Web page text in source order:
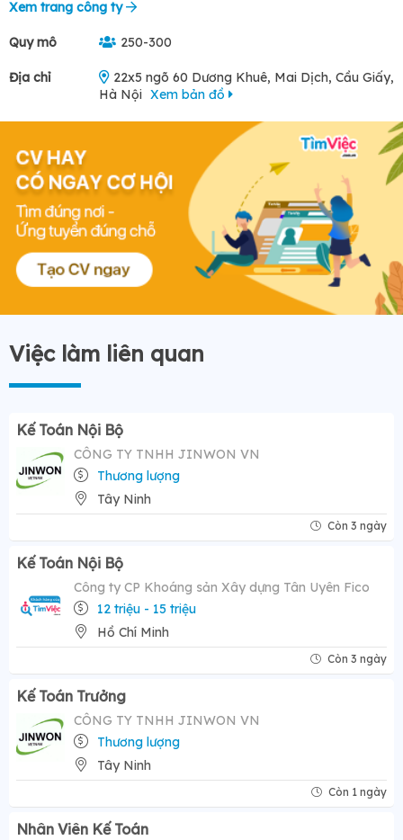
Xem trang công ty
Quy mô 250-300
Địa chỉ
22x5 ngõ 60 Dương Khuê, Mai Dịch, Cầu Giấy,
Hà Nội Xem bản đồ
Việc làm liên quan
Kế Toán Nội Bộ
CÔNG TY TNHH JINWON VN
Thương lượng
Tây Ninh
Còn 3 ngày
Kế Toán Nội Bộ
Công ty CP Khoáng sản Xây dựng Tân Uyên Fico
12 triệu - 15 triệu
Hồ Chí Minh
Còn 3 ngày
Kế Toán Trưởng
CÔNG TY TNHH JINWON VN
Thương lượng
Tây Ninh
Còn 1 ngày
Nhân Viên Kế Toán